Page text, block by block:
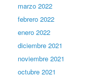
marzo 2022
febrero 2022
enero 2022
diciembre 2021
noviembre 2021
octubre 2021